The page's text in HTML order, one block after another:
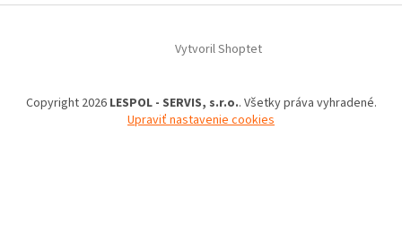
Vytvoril Shoptet
Copyright 2026 LESPOL - SERVIS, s.r.o.. Všetky práva vyhradené.
Upraviť nastavenie cookies